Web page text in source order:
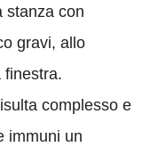
stanza con
gravi, allo
finestra.
complesso e
immuni un